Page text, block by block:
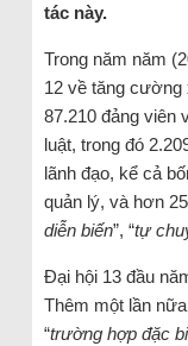
tác này.
Trong năm năm
12 về tăng cường
87.210 đảng viên
luật, trong đó
lãnh đạo, kể cả
quản lý, và hơn
diễn biến”, “tự
Đại hội 13 đầu
Thêm một lần
“trường hợp đặc